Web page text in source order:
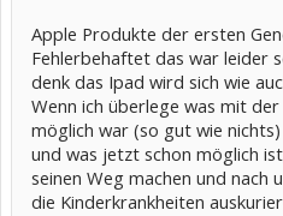
Apple Produkte der ersten
Fehlerbehaftet das war leider
denk das Ipad wird sich wie
Wenn ich überlege was mit
möglich war (so gut wie nichts)
und was jetzt schon möglich
seinen Weg machen und nach
die Kinderkrankheiten